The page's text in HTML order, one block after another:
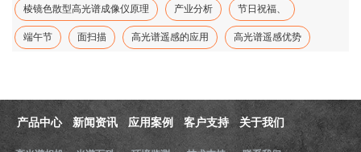
棱镜色散型高光谱成像仪原理 产业分析 节日祝福、
端午节 面扫描 高光谱遥感的应用 高光谱遥感优势
产品中心 新闻资讯 应用案例 客户支持 关于我们